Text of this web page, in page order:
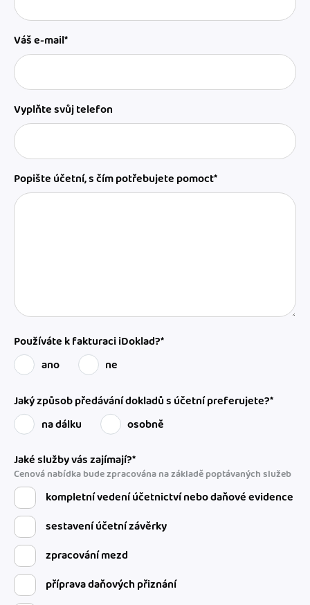
Váš e-mail*
Vyplňte svůj telefon
Popište účetní, s čím potřebujete pomoct*
Používáte k fakturaci iDoklad?*
ano
ne
Jaký způsob předávání dokladů s účetní preferujete?*
na dálku
osobně
Jaké služby vás zajímají?*
Cenová nabídka bude zpracována na základě poptávaných služeb
kompletní vedení účetnictví nebo daňové evidence
sestavení účetní závěrky
zpracování mezd
příprava daňových přiznání